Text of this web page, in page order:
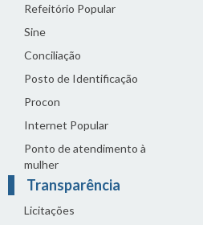
Refeitório Popular
Sine
Conciliação
Posto de Identificação
Procon
Internet Popular
Ponto de atendimento à
mulher
Transparência
Licitações